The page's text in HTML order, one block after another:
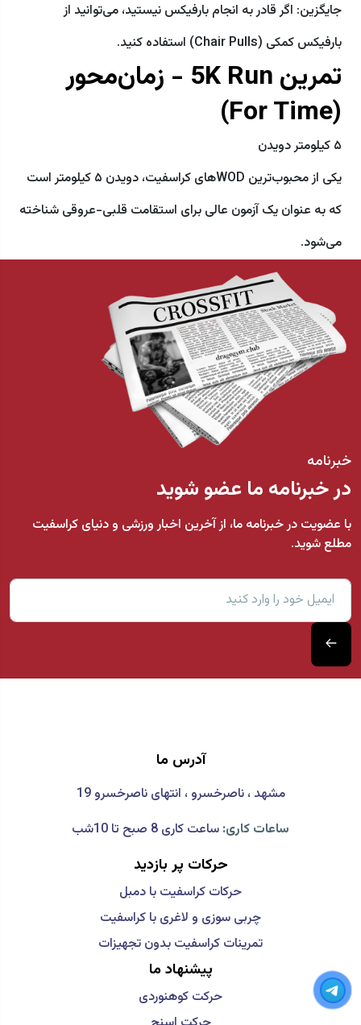
جایگزین: اگر قادر به انجام بارفیکس نیستید، می‌توانید از
بارفیکس کمکی (Chair Pulls) استفاده کنید.
تمرین 5K Run - زمان‌محور
(For Time)
۵ کیلومتر دویدن
یکی از محبوب‌ترین WODهای کراسفیت، دویدن ۵ کیلومتر است
که به عنوان یک آزمون عالی برای استقامت قلبی-عروقی شناخته
می‌شود.
خبرنامه
در خبرنامه ما عضو شوید
با عضویت در خبرنامه ما، از آخرین اخبار ورزشی و دنیای کراسفیت
مطلع شوید.
آدرس ما
مشهد ، ناصرخسرو ، انتهای ناصرخسرو 19
ساعات کاری: ساعت کاری 8 صبح تا 10شب
حرکات پر بازدید
حرکات کراسفیت با دمبل
چربی سوزی و لاغری با کراسفیت
تمرینات کراسفیت بدون تجهیزات
پیشنهاد ما
حرکت کوهنوردی